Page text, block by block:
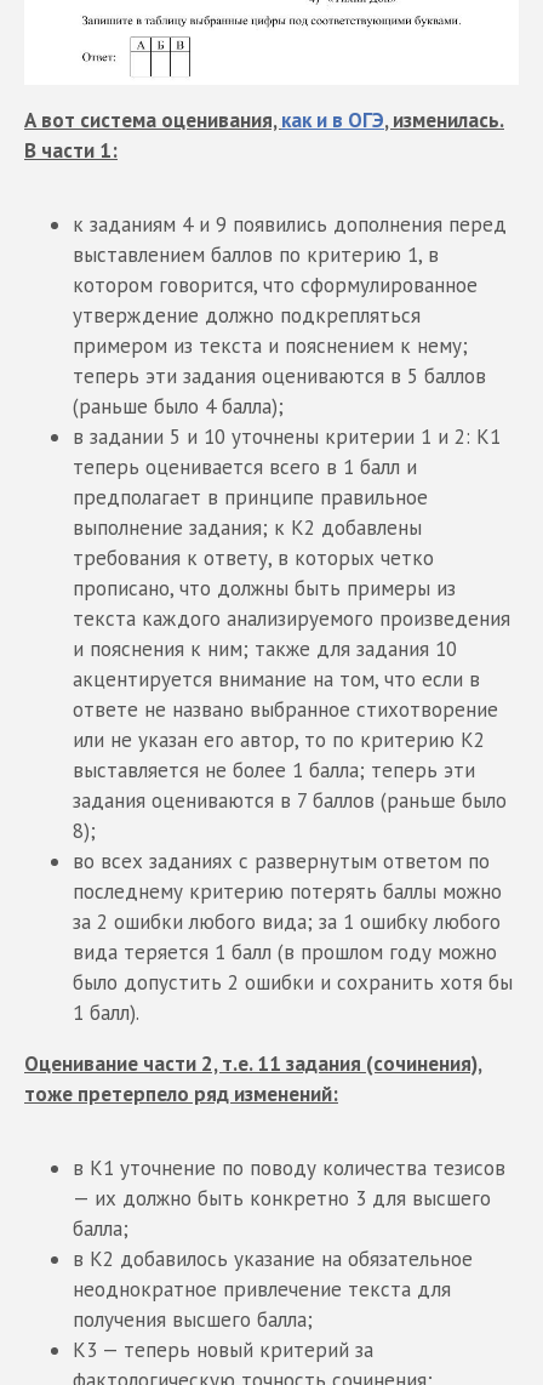
А вот система оценивания,как и в ОГЭ, изменилась.
В части 1:
к заданиям 4 и 9 появились дополнения перед
выставлением баллов по критерию 1, в
котором говорится, что сформулированное
утверждение должно подкрепляться
примером из текста и пояснением к нему;
теперь эти задания оцениваются в 5 баллов
(раньше было 4 балла);
в задании 5 и 10 уточнены критерии 1 и 2: К1
теперь оценивается всего в 1 балл и
предполагает в принципе правильное
выполнение задания; к К2 добавлены
требования к ответу, в которых четко
прописано, что должны быть примеры из
текста каждого анализируемого произведения
и пояснения к ним; также для задания 10
акцентируется внимание на том, что если в
ответе не названо выбранное стихотворение
или не указан его автор, то по критерию К2
выставляется не более 1 балла; теперь эти
задания оцениваются в 7 баллов (раньше было
8);
во всех заданиях с развернутым ответом по
последнему критерию потерять баллы можно
за 2 ошибки любого вида; за 1 ошибку любого
вида теряется 1 балл (в прошлом году можно
было допустить 2 ошибки и сохранить хотя бы
1 балл).
Оценивание части 2, т.е. 11 задания (сочинения),
тоже претерпело ряд изменений:
в К1 уточнение по поводу количества тезисов
— их должно быть конкретно 3 для высшего
балла;
в К2 добавилось указание на обязательное
неоднократное привлечение текста для
получения высшего балла;
К3 — теперь новый критерий за